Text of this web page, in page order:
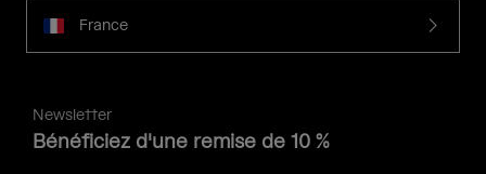
France
Newsletter
Bénéficiez d'une remise de 10 %